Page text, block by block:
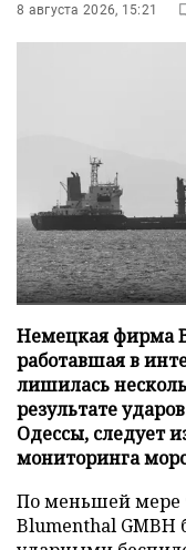
8 августа 2026, 15:21
Немецкая фирма
работавшая в
лишилась
результате
Одессы, следует
мониторинга
По меньшей мере
Blumenthal